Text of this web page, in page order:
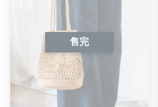
售完